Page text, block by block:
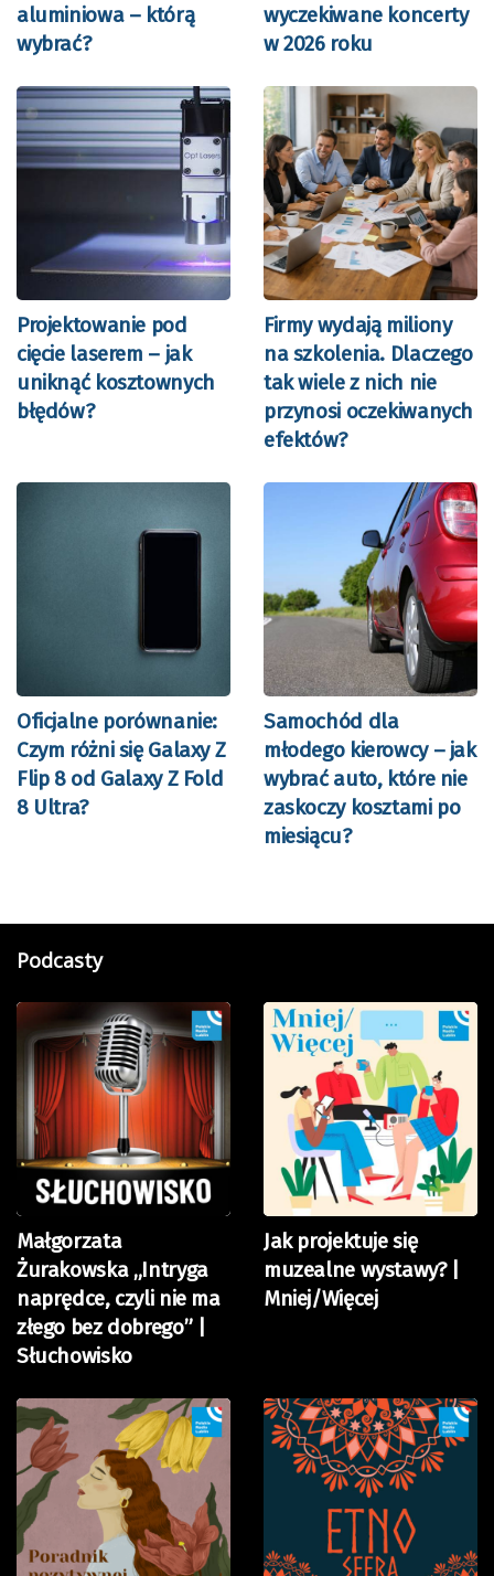
aluminiowa – którą
wybrać?
wyczekiwane koncerty
w 2026 roku
Projektowanie pod
cięcie laserem – jak
uniknąć kosztownych
błędów?
Firmy wydają miliony
na szkolenia. Dlaczego
tak wiele z nich nie
przynosi oczekiwanych
efektów?
Oficjalne porównanie:
Czym różni się Galaxy Z
Flip 8 od Galaxy Z Fold
8 Ultra?
Samochód dla
młodego kierowcy – jak
wybrać auto, które nie
zaskoczy kosztami po
miesiącu?
Podcasty
Małgorzata
Żurakowska „Intryga
naprędce, czyli nie ma
złego bez dobrego” |
Słuchowisko
Jak projektuje się
muzealne wystawy? |
Mniej/Więcej